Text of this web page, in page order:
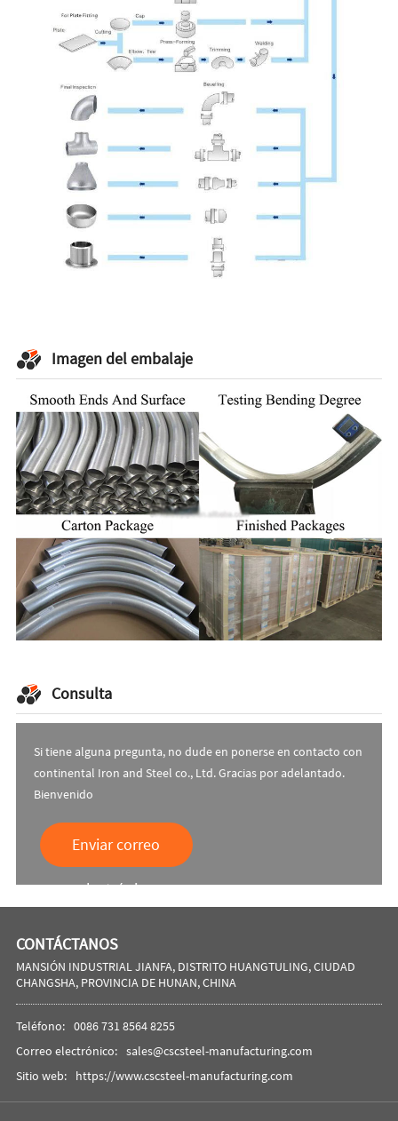
Imagen del embalaje
Consulta
Si tiene alguna pregunta, no dude en ponerse en contacto con
continental Iron and Steel co., Ltd. Gracias por adelantado.
Bienvenido
Enviar correo
electrónico
CONTÁCTANOS
MANSIÓN INDUSTRIAL JIANFA, DISTRITO HUANGTULING, CIUDAD
CHANGSHA, PROVINCIA DE HUNAN, CHINA
Teléfono: 0086 731 8564 8255
Correo electrónico: sales@cscsteel-manufacturing.com
Sitio web:
https://www.cscsteel-manufacturing.com